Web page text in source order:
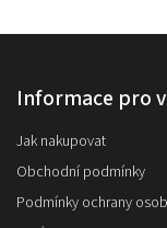
Informace pro
Jak nakupovat
Obchodní podmínky
Podmínky ochrany